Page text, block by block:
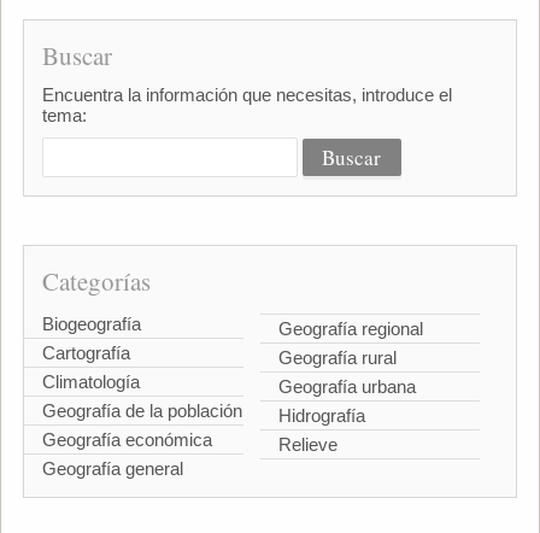
Buscar
Encuentra la información que necesitas, introduce el
tema:
Categorías
Biogeografía
Cartografía
Climatología
Geografía de la población
Geografía económica
Geografía general
Geografía regional
Geografía rural
Geografía urbana
Hidrografía
Relieve